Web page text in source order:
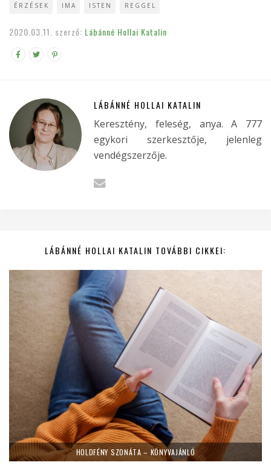
ÉRZÉSEK IMA ISTEN REGGEL
2020.03.11. szerző: Lábánné Hollai Katalin
LÁBÁNNÉ HOLLAI KATALIN
Keresztény, feleség, anya. A 777
egykori szerkesztője, jelenleg
vendégszerzője.
LÁBÁNNÉ HOLLAI KATALIN TOVÁBBI CIKKEI:
HOLDFÉNY SZONÁTA – KÖNYVAJÁNLÓ